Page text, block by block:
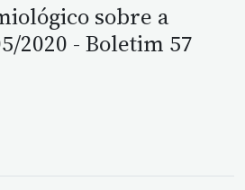
sobre a
2020 - Boletim 57